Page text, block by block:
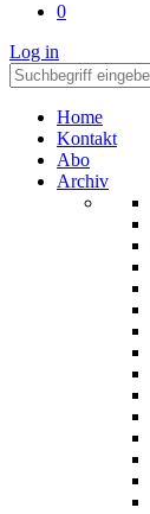
0
Log in
Home
Kontakt
Abo
Archiv